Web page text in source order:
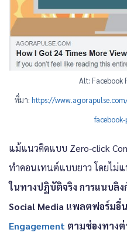
Alt: Facebook
ที่มา: https://
แม้แนวคิดแบบ Zero-click
ทำคอนเทนต์แบบยาว โดยไม่
ในทางปฏิบัติจริง การแนบลิ
Social Media แพลตฟอร์มอื่
Engagement ตามช่องทาง